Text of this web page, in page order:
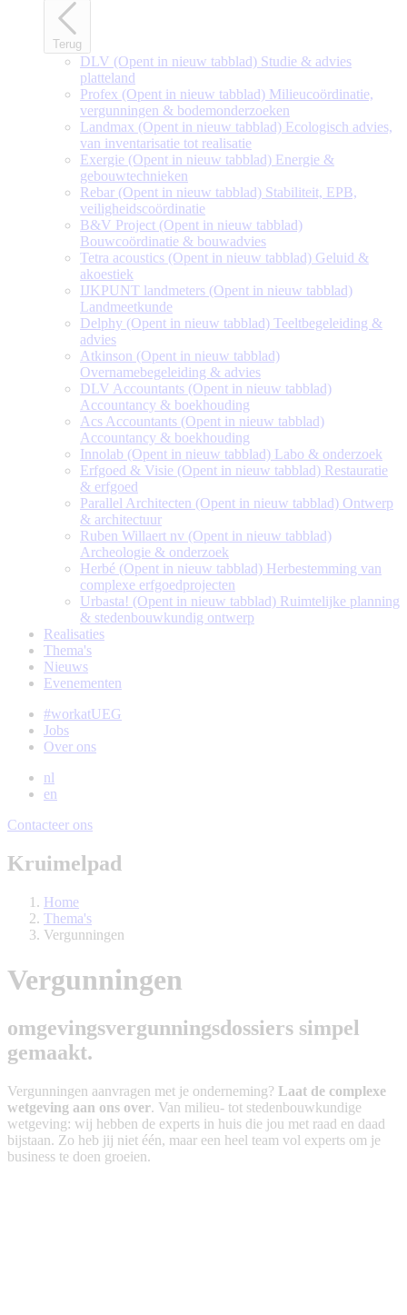
Terug
DLV (Opent in nieuw tabblad) Studie & advies
platteland
Profex (Opent in nieuw tabblad) Milieucoördinatie,
vergunningen & bodemonderzoeken
Landmax (Opent in nieuw tabblad) Ecologisch advies,
van inventarisatie tot realisatie
Exergie (Opent in nieuw tabblad) Energie &
gebouwtechnieken
Rebar (Opent in nieuw tabblad) Stabiliteit, EPB,
veiligheidscoördinatie
B&V Project (Opent in nieuw tabblad)
Bouwcoördinatie & bouwadvies
Tetra acoustics (Opent in nieuw tabblad) Geluid &
akoestiek
IJKPUNT landmeters (Opent in nieuw tabblad)
Landmeetkunde
Delphy (Opent in nieuw tabblad) Teeltbegeleiding &
advies
Atkinson (Opent in nieuw tabblad)
Overnamebegeleiding & advies
DLV Accountants (Opent in nieuw tabblad)
Accountancy & boekhouding
Acs Accountants (Opent in nieuw tabblad)
Accountancy & boekhouding
Innolab (Opent in nieuw tabblad) Labo & onderzoek
Erfgoed & Visie (Opent in nieuw tabblad) Restauratie
& erfgoed
Parallel Architecten (Opent in nieuw tabblad) Ontwerp
& architectuur
Ruben Willaert nv (Opent in nieuw tabblad)
Archeologie & onderzoek
Herbé (Opent in nieuw tabblad) Herbestemming van
complexe erfgoedprojecten
Urbasta! (Opent in nieuw tabblad) Ruimtelijke planning
& stedenbouwkundig ontwerp
Realisaties
Thema's
Nieuws
Evenementen
#workatUEG
Jobs
Over ons
nl
en
Contacteer ons
Kruimelpad
Home
Thema's
Vergunningen
Vergunningen
omgevingsvergunningsdossiers simpel
gemaakt.
Vergunningen aanvragen met je onderneming? Laat de complexe
wetgeving aan ons over. Van milieu- tot stedenbouwkundige
wetgeving: wij hebben de experts in huis die jou met raad en daad
bijstaan. Zo heb jij niet één, maar een heel team vol experts om je
business te doen groeien.